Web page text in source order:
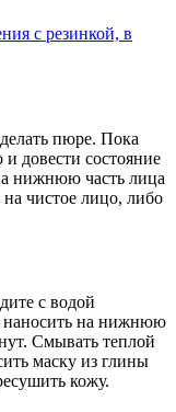
с резинкой, в
пюре. Пока
довести состояние
нижнюю часть лица
на чистое лицо, либо
с водой
наносить на нижнюю
Смывать теплой
маску из глины
кожу.